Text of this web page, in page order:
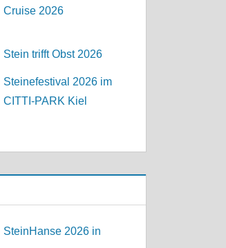
Cruise 2026
Stein trifft Obst 2026
Steinefestival 2026 im
CITTI-PARK Kiel
SteinHanse 2026 in